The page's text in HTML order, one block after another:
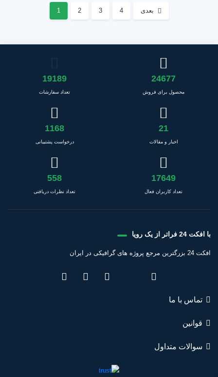
1 2 3 4 بعدی
24677
محصول برای فروش
19189
تعداد سفارشات
21
اخبار و مقالات
1168
درخواست پشتیبانی
17649
تعداد کاربران فعال
558
تعداد نظرات دریافتی
با افکت 24 فراتر از یک رویا
افکت 24 بزرگترین مرجع پروژه های گرافیکی در ایران
تماس با ما
قوانین
سوالات متداول